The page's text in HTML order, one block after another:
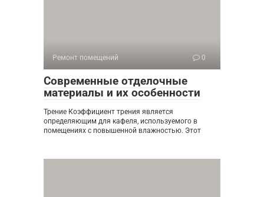
Ремонт помещений 0
Современные отделочные
материалы и их особенности
Трение Коэффициент трения является
определяющим для кафеля, используемого в
помещениях с повышенной влажностью. Этот